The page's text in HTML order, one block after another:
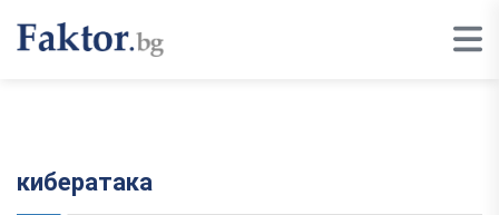
кибератака